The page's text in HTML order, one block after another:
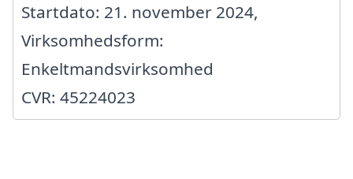
Startdato: 21. november 2024,
Virksomhedsform:
Enkeltmandsvirksomhed
CVR: 45224023